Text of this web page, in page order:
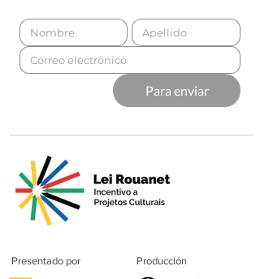
Para enviar
Presentado por Producción